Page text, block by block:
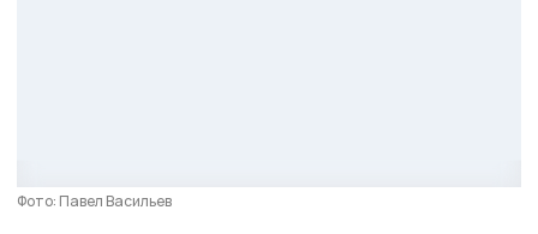
Фото: Павел Васильев